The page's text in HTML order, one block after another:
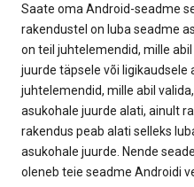
Saate oma Android-seadme
rakendustel on luba seadme
on teil juhtelemendid, mille
juurde täpsele või ligikaudsele
juhtelemendid, mille abil
asukohale juurde alati, ainult
rakendus peab alati selleks
asukohale juurde. Nende
oleneb teie seadme Androidi